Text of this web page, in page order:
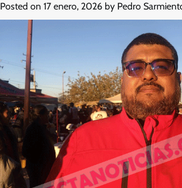
Posted on 17 enero, 2026 by Pedro